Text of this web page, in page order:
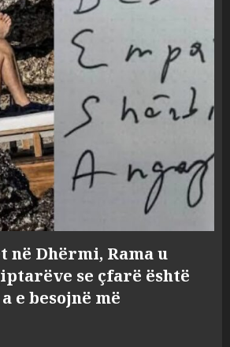
në Dhërmi, Rama u
se çfarë është
e besojnë më